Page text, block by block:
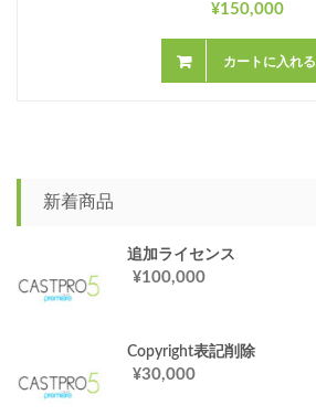
¥150,000
カートに入れる
新着商品
追加ライセンス
¥100,000
Copyright表記削除
¥30,000